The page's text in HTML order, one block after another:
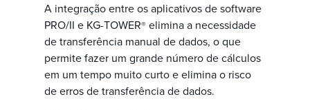
A integração entre os aplicativos de software
PRO/II e KG-TOWER® elimina a necessidade
de transferência manual de dados, o que
permite fazer um grande número de cálculos
em um tempo muito curto e elimina o risco
de erros de transferência de dados.